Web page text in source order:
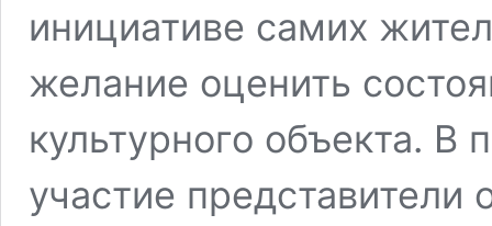
инициативе самих
желание оценить
культурного объекта. В
участие представители